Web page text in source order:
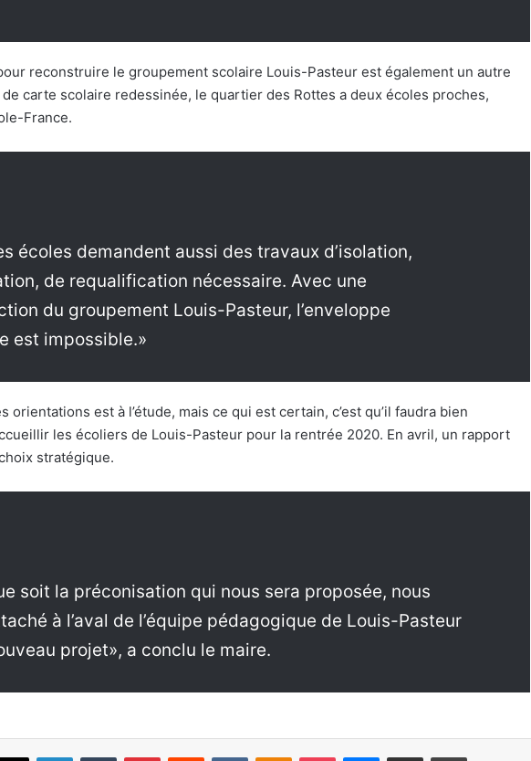
reconstruire le groupement scolaire Louis-Pasteur est également un autre
carte scolaire redessinée, le quartier des Rottes a deux écoles proches,
France.
écoles demandent aussi des travaux d’isolation,
de requalification nécessaire. Avec une
du groupement Louis-Pasteur, l’enveloppe
est impossible.»
orientations est à l’étude, mais ce qui est certain, c’est qu’il faudra bien
les écoliers de Louis-Pasteur pour la rentrée 2020. En avril, un rapport
stratégique.
soit la préconisation qui nous sera proposée, nous
à l’aval de l’équipe pédagogique de Louis-Pasteur
projet», a conclu le maire.